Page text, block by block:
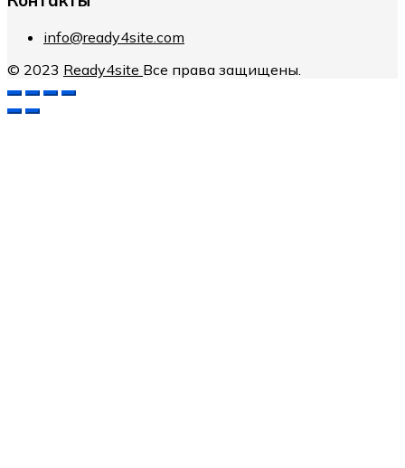
info@ready4site.com
© 2023 Ready4site Все права защищены.